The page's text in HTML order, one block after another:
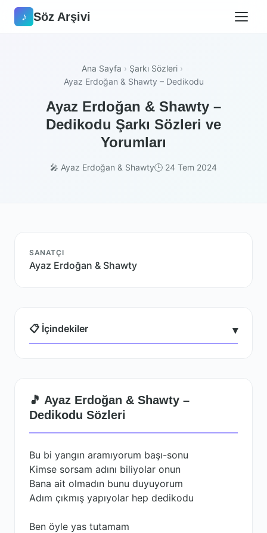
♪ Söz Arşivi
Ana Sayfa › Şarkı Sözleri ›
Ayaz Erdoğan & Shawty – Dedikodu
Ayaz Erdoğan & Shawty –
Dedikodu Şarkı Sözleri ve
Yorumları
🎤 Ayaz Erdoğan & Shawty🕒 24 Tem 2024
SANATÇI
Ayaz Erdoğan & Shawty
📋 İçindekiler ▾
🎵 Ayaz Erdoğan & Shawty –
Dedikodu Sözleri
Bu bi yangın aramıyorum başı-sonu
Kimse sorsam adını biliyolar onun
Bana ait olmadın bunu duyuyorum
Adım çıkmış yapıyolar hep dedikodu
Ben öyle yas tutamam